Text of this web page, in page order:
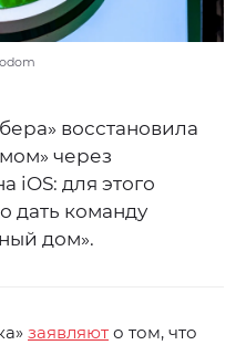
восстановила
через
iOS: для этого
дать команду
дом».
заявляют о том, что